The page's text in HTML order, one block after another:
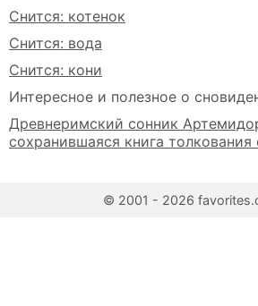
Снится: котенок
Снится: вода
Снится: кони
Интересное и полезное о
Древнеримский сонник
сохранившаяся книга толкования
© 2001 - 2026